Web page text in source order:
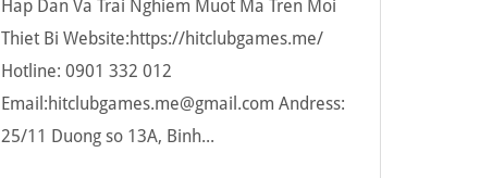
Hap Dan Va Trai Nghiem Muot Ma Tren Moi
Thiet Bi Website:https://hitclubgames.me/
Hotline: 0901 332 012
Email:hitclubgames.me@gmail.com Andress:
25/11 Duong so 13A, Binh...